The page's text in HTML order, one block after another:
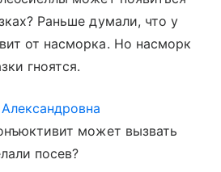
Раньше думали, что у
от насморка. Но насморк
гноятся.
может вызвать
посев?